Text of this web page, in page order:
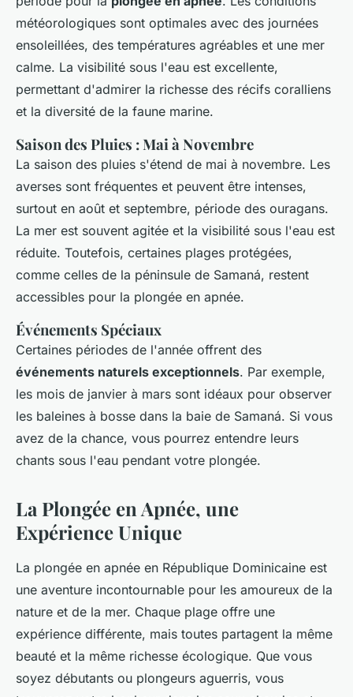
météorologiques sont optimales avec des journées
ensoleillées, des températures agréables et une mer
calme. La visibilité sous l'eau est excellente,
permettant d'admirer la richesse des récifs coralliens
et la diversité de la faune marine.
Saison des Pluies : Mai à Novembre
La saison des pluies s'étend de mai à novembre. Les
averses sont fréquentes et peuvent être intenses,
surtout en août et septembre, période des ouragans.
La mer est souvent agitée et la visibilité sous l'eau est
réduite. Toutefois, certaines plages protégées,
comme celles de la péninsule de Samaná, restent
accessibles pour la plongée en apnée.
Événements Spéciaux
Certaines périodes de l'année offrent des
événements naturels exceptionnels. Par exemple,
les mois de janvier à mars sont idéaux pour observer
les baleines à bosse dans la baie de Samaná. Si vous
avez de la chance, vous pourrez entendre leurs
chants sous l'eau pendant votre plongée.
La Plongée en Apnée, une
Expérience Unique
La plongée en apnée en République Dominicaine est
une aventure incontournable pour les amoureux de la
nature et de la mer. Chaque plage offre une
expérience différente, mais toutes partagent la même
beauté et la même richesse écologique. Que vous
soyez débutants ou plongeurs aguerris, vous